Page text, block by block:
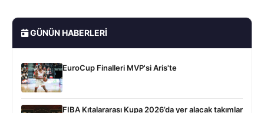
GÜNÜN HABERLERI
EuroCup Finalleri MVP'si Aris'te
FIBA Kıtalararası Kupa 2026’da yer alacak takımlar